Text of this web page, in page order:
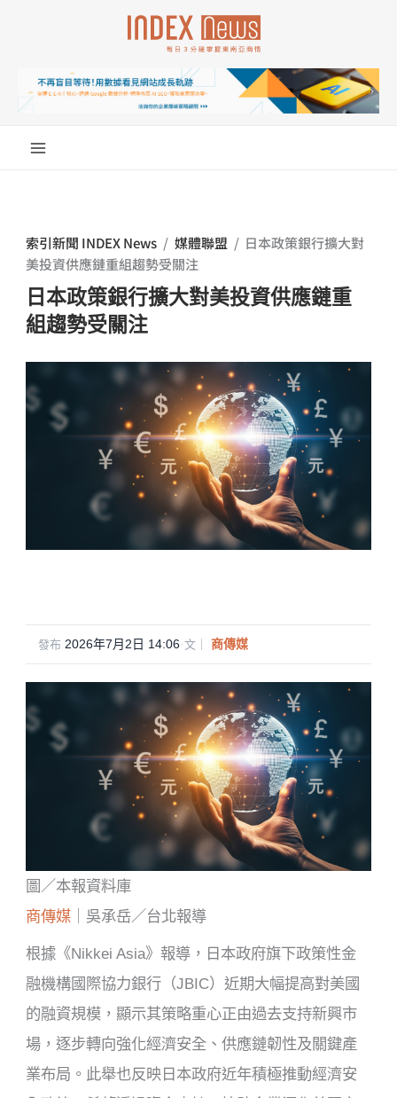
索引新聞 INDEX News / 媒體聯盟 / 日本政策銀行擴大對
美投資供應鏈重組趨勢受關注
日本政策銀行擴大對美投資供應鏈重
組趨勢受關注
發布 2026年7月2日 14:06·文｜ 商傳媒
圖／本報資料庫
商傳媒 ｜吳承岳／台北報導
根據《Nikkei Asia》報導，日本政府旗下政策性金
融機構國際協力銀行（JBIC）近期大幅提高對美國
的融資規模，顯示其策略重心正由過去支持新興市
場，逐步轉向強化經濟安全、供應鏈韌性及關鍵產
業布局。此舉也反映日本政府近年積極推動經濟安